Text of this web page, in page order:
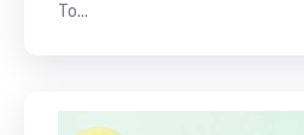
To...